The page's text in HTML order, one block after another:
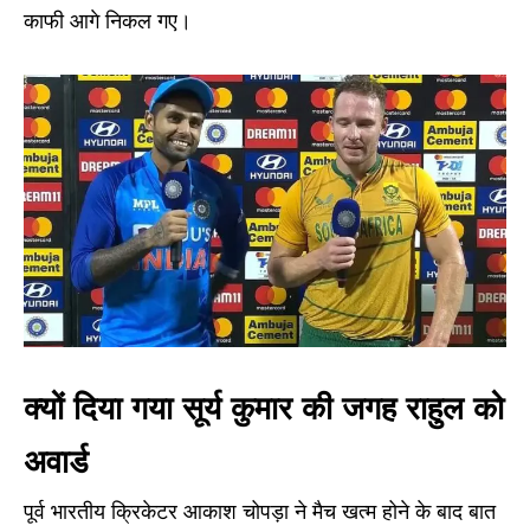
काफी आगे निकल गए।
क्यों दिया गया सूर्य कुमार की जगह राहुल को
अवार्ड
पूर्व भारतीय क्रिकेटर आकाश चोपड़ा ने मैच खत्म होने के बाद बात